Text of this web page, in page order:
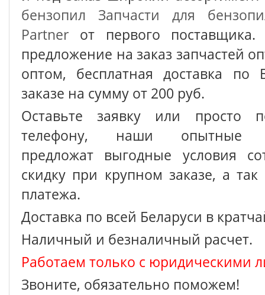
бензопил
Запчасти для
Partner от первого поставщика.
предложение на заказ запчастей
оптом, бесплатная доставка по
заказе на сумму от 200 руб.
Оставьте заявку или просто
телефону, наши опытные
предложат выгодные условия
скидку при крупном заказе, а так
платежа.
Доставка по всей Беларуси в
Наличный и безналичный расчет.
Работаем только с юридическими
Звоните, обязательно поможем!